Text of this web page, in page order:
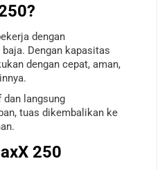
dengan
Dengan kapasitas
dengan cepat, aman,
dan langsung
tuas dikembalikan ke
250